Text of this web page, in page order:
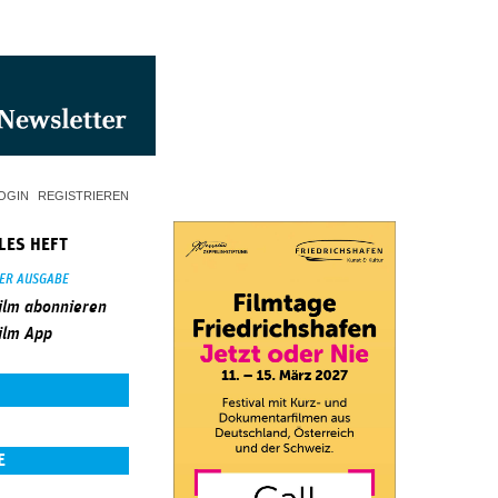
REGISTRIEREN
HEFT
AUSGABE
abonnieren
App